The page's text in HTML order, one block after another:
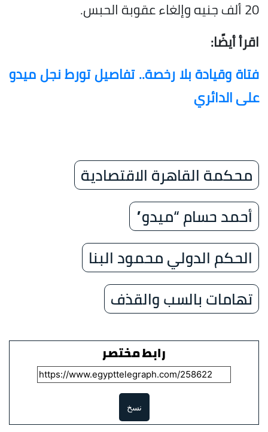
20 ألف جنيه وإلغاء عقوبة الحبس.
اقرأ أيضًا:
فتاة وقيادة بلا رخصة.. تفاصيل تورط نجل ميدو
على الدائري
محكمة القاهرة الاقتصادية
أحمد حسام “ميدو”
الحكم الدولي محمود البنا
تهامات بالسب والقذف
رابط مختصر
نسخ